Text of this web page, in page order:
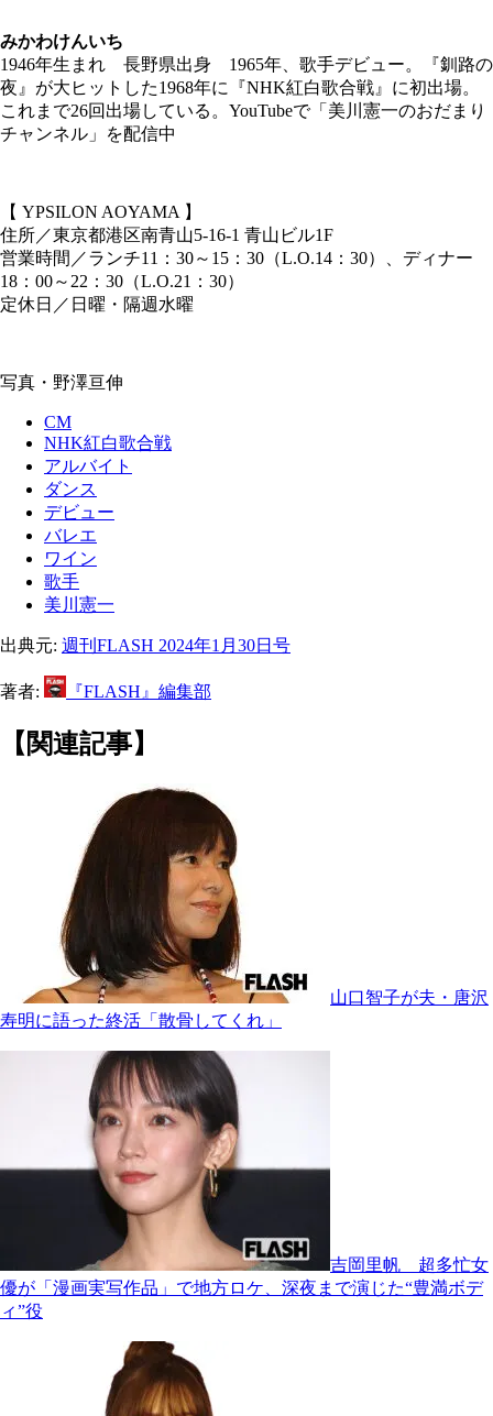
みかわけんいち
1946年生まれ 長野県出身 1965年、歌手デビュー。『釧路の
夜』が大ヒットした1968年に『NHK紅白歌合戦』に初出場。
これまで26回出場している。YouTubeで「美川憲一のおだまり
チャンネル」を配信中
【 YPSILON AOYAMA 】
住所／東京都港区南青山5-16-1 青山ビル1F
営業時間／ランチ11：30～15：30（L.O.14：30）、ディナー
18：00～22：30（L.O.21：30）
定休日／日曜・隔週水曜
写真・野澤亘伸
CM
NHK紅白歌合戦
アルバイト
ダンス
デビュー
バレエ
ワイン
歌手
美川憲一
出典元: 週刊FLASH 2024年1月30日号
著者: 『FLASH』編集部
【関連記事】
山口智子が夫・唐沢
寿明に語った終活「散骨してくれ」
吉岡里帆 超多忙女
優が「漫画実写作品」で地方ロケ、深夜まで演じた“豊満ボデ
ィ”役